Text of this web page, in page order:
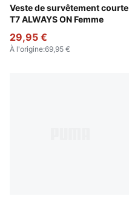
Veste de survêtement courte
T7 ALWAYS ON Femme
For All Time Red
29,95 €
À l'origine:69,95 €